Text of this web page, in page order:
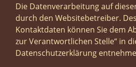
Die Datenverarbeitung auf
durch den Websitebetreiber.
Kontaktdaten können Sie dem
zur Verantwortlichen Stelle“ in
Datenschutzerklärung